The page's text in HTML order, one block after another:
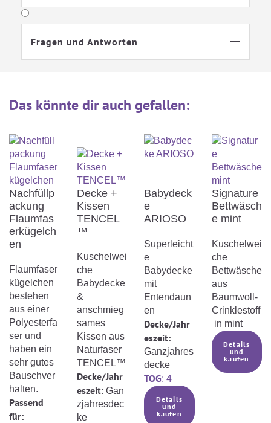
Fragen und Antworten 
Das könnte dir auch gefallen:
Nachfüllp
ackung
Flaumfas
erkügelch
en
Flaumfaser
kügelchen
bestehen
aus einer
Polyesterfa
ser und
haben ein
sehr gutes
Bauschver
halten.
Passend
für:
Decke +
Kissen
TENCEL
™
Kuschelwei
che
Babydecke
&
anschmieg
sames
Kissen aus
Naturfaser
TENCEL™
Decke/Jahr
eszeit: Gan
zjahresdec
ke
Babydeck
e
ARIOSO
Superleicht
e
Babydecke
mit
Entendaun
en
Decke/Jahr
eszeit:
Ganzjahres
decke
TOG: 4
Details
und
kaufen
Signature
Bettwäsch
e mint
Kuschelwei
che
Bettwäsche
aus
Baumwoll-
Crinklestoff
in mint
Details
und
kaufen